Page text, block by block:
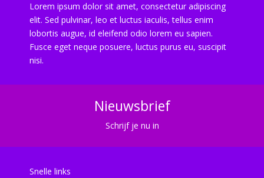
Lorem ipsum dolor sit amet, consectetur adipiscing
elit. Sed pulvinar, leo et luctus iaculis, tellus enim
lobortis augue, id eleifend odio lorem eu sapien.
Fusce eget neque posuere, luctus purus eu, suscipit
nisi.
Nieuwsbrief
Schrijf je nu in
Snelle links